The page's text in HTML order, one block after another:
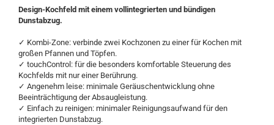
Design-Kochfeld mit einem vollintegrierten und bündigen
Dunstabzug.
✓ Kombi-Zone: verbinde zwei Kochzonen zu einer für Kochen mit
großen Pfannen und Töpfen.
✓ touchControl: für die besonders komfortable Steuerung des
Kochfelds mit nur einer Berührung.
✓ Angenehm leise: minimale Geräuschentwicklung ohne
Beeinträchtigung der Absaugleistung.
✓ Einfach zu reinigen: minimaler Reinigungsaufwand für den
integrierten Dunstabzug.